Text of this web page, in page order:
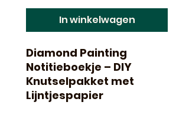
In winkelwagen
Diamond Painting
Notitieboekje – DIY
Knutselpakket met
Lijntjespapier